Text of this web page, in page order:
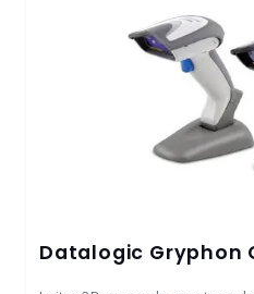
Datalogic Gryphon